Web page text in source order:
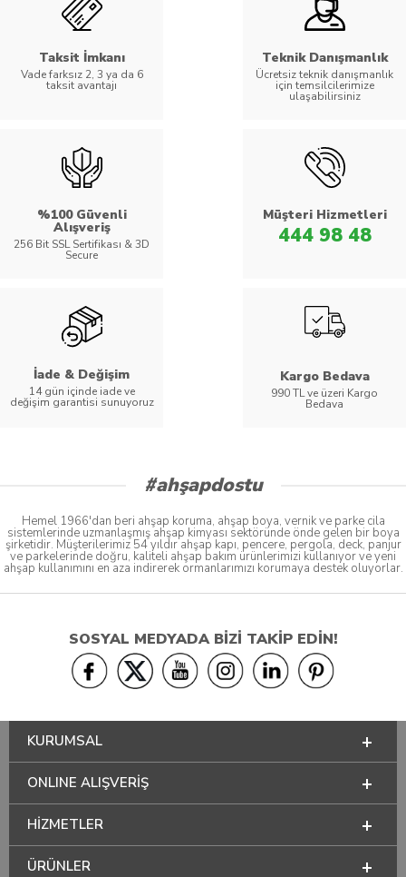
Taksit İmkanı
Vade farksız 2, 3 ya da 6
taksit avantajı
Teknik Danışmanlık
Ücretsiz teknik danışmanlık
için temsilcilerimize
ulaşabilirsiniz
%100 Güvenli
Alışveriş
256 Bit SSL Sertifikası & 3D
Secure
Müşteri Hizmetleri
444 98 48
İade & Değişim
14 gün içinde iade ve
değişim garantisi sunuyoruz
Kargo Bedava
990 TL ve üzeri Kargo
Bedava
#ahşapdostu
Hemel 1966'dan beri ahşap koruma, ahşap boya, vernik ve parke cila
sistemlerinde uzmanlaşmış ahşap kimyası sektöründe önde gelen bir boya
şirketidir. Müşterilerimiz 54 yıldır ahşap kapı, pencere, pergola, deck, panjur
ve parkelerinde doğru, kaliteli ahşap bakım ürünlerimizi kullanıyor ve yeni
ahşap kullanımını en aza indirerek ormanlarımızı korumaya destek oluyorlar.
SOSYAL MEDYADA BİZİ TAKİP EDİN!
KURUMSAL
ONLINE ALIŞVERİŞ
HİZMETLER
ÜRÜNLER